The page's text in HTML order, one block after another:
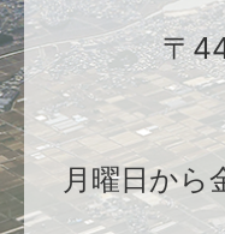
〒
月曜日から